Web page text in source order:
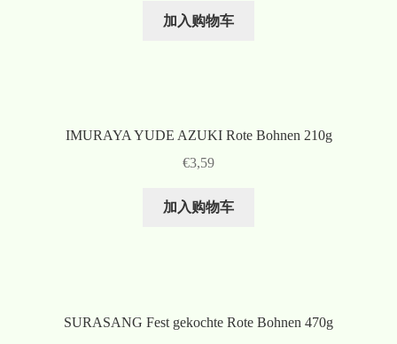
加入购物车
IMURAYA YUDE AZUKI Rote Bohnen 210g
€3,59
加入购物车
SURASANG Fest gekochte Rote Bohnen 470g